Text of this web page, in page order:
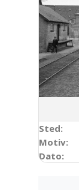
Sted:
Motiv:
Dato: